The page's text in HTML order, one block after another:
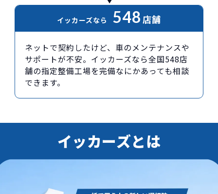
イッカーズなら 548店舗
ネットで契約したけど、車のメンテナンスや
サポートが不安。イッカーズなら全国548店
舗の指定整備工場を完備なにかあっても相談
できます。
イッカーズとは